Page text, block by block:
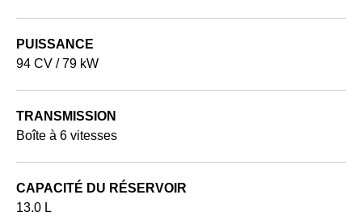
PUISSANCE
94 CV / 79 kW
TRANSMISSION
Boîte à 6 vitesses
CAPACITÉ DU RÉSERVOIR
13.0 L